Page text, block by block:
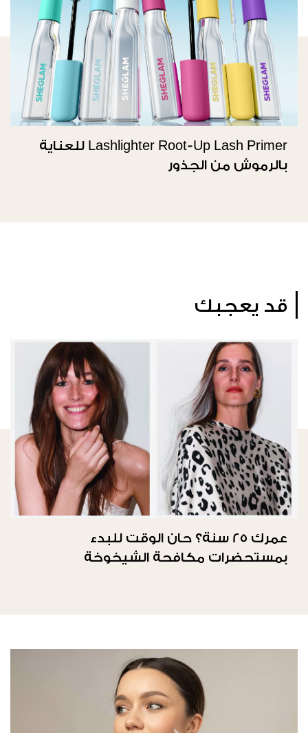
Lashlighter Root-Up Lash Primer للعناية
بالرموش من الجذور
قد يعجبك
عمرك 25 سنة؟ حان الوقت للبدء
بمستحضرات مكافحة الشيخوخة